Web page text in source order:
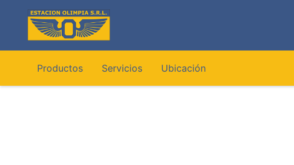
contenido
Productos Servicios Ubicación